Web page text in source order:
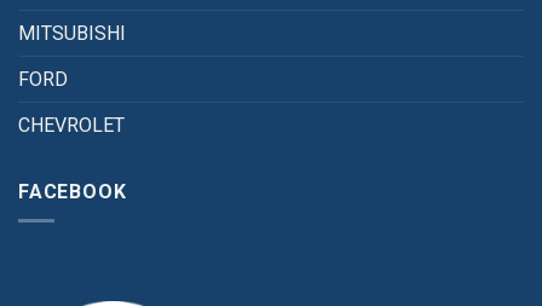
MITSUBISHI
FORD
CHEVROLET
FACEBOOK